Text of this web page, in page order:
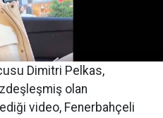
Dimitri Pelkas,
olan
video, Fenerbahçeli